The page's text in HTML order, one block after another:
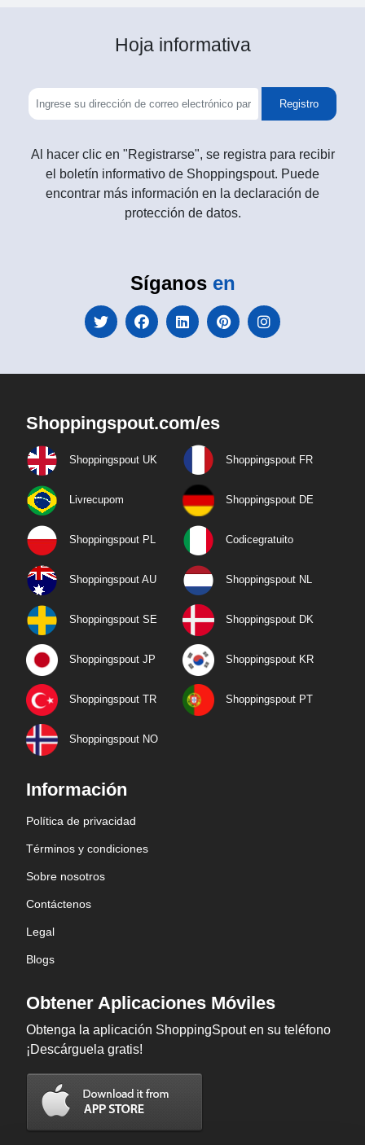
Hoja informativa
Registro
Al hacer clic en "Registrarse", se registra para recibir
el boletín informativo de Shoppingspout. Puede
encontrar más información en la declaración de
protección de datos.
Síganos en
Shoppingspout.com/es
Shoppingspout UK Shoppingspout FR
Livrecupom Shoppingspout DE
Shoppingspout PL Codicegratuito
Shoppingspout AU Shoppingspout NL
Shoppingspout SE Shoppingspout DK
Shoppingspout JP Shoppingspout KR
Shoppingspout TR Shoppingspout PT
Shoppingspout NO
Información
Política de privacidad
Términos y condiciones
Sobre nosotros
Contáctenos
Legal
Blogs
Obtener Aplicaciones Móviles
Obtenga la aplicación ShoppingSpout en su teléfono
¡Descárguela gratis!